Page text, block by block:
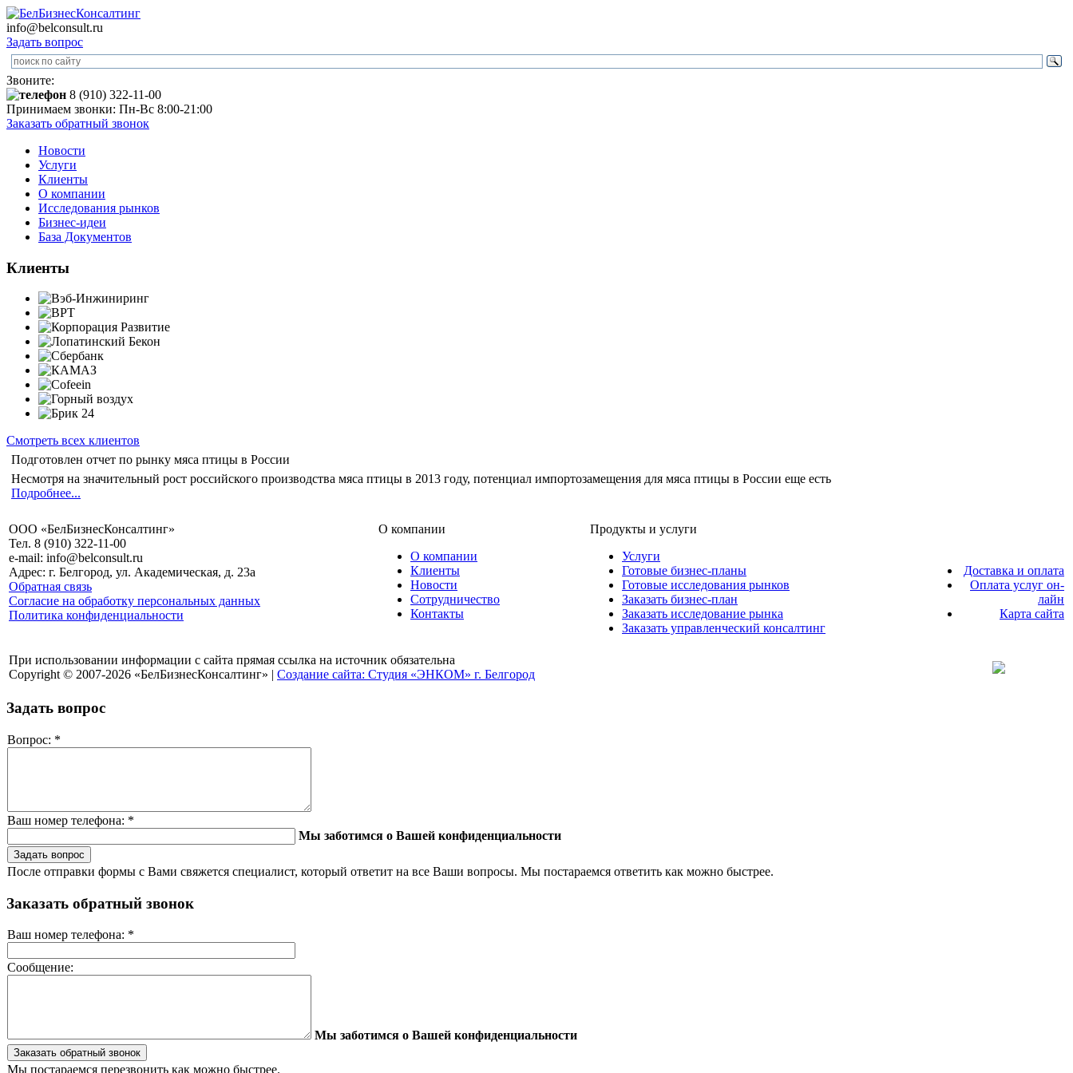
info@belconsult.ru
Задать вопрос
Звоните:
8 (910) 322-11-00
Принимаем звонки: Пн-Вс 8:00-21:00
Заказать обратный звонок
Новости
Услуги
Клиенты
О компании
Исследования рынков
Бизнес-идеи
База Документов
Клиенты
Смотреть всех клиентов
Подготовлен отчет по рынку мяса птицы в России
Несмотря на значительный рост российского производства мяса птицы в 2013 году, потенциал импортозамещения для мяса птицы в России еще есть
Подробнее...
ООО «БелБизнесКонсалтинг»
Тел. 8 (910) 322-11-00
e-mail: info@belconsult.ru
Адрес: г. Белгород, ул. Академическая, д. 23а
Обратная связь
Согласие на обработку персональных данных
Политика конфиденциальности
О компании
О компании
Клиенты
Новости
Сотрудничество
Контакты
Продукты и услуги
Услуги
Готовые бизнес-планы
Готовые исследования рынков
Заказать бизнес-план
Заказать исследование рынка
Заказать управленческий консалтинг
Доставка и оплата
Оплата услуг он-
лайн
Карта сайта
При использовании информации с сайта прямая ссылка на источник обязательна
Copyright © 2007-2026 «БелБизнесКонсалтинг» | Создание сайта: Студия «ЭНКОМ» г. Белгород
Задать вопрос
Вопрос: *
Ваш номер телефона: *
Мы заботимся о Вашей конфиденциальности
После отправки формы с Вами свяжется специалист, который ответит на все Ваши вопросы. Мы постараемся ответить как можно быстрее.
Заказать обратный звонок
Ваш номер телефона: *
Сообщение:
Мы заботимся о Вашей конфиденциальности
Мы постараемся перезвонить как можно быстрее.